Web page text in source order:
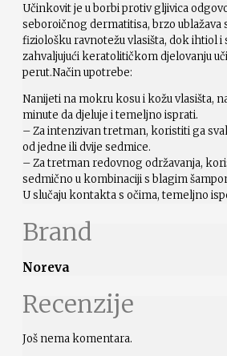
Učinkovit je u borbi protiv gljivica
seboroičnog dermatitisa, brzo ublažava
fiziološku ravnotežu vlasišta, dok ihtiol i
zahvaljujući keratolitičkom djelovanju
perut.Način upotrebe:
Nanijeti na mokru kosu i kožu vlasišta,
minute da djeluje i temeljno isprati.
– Za intenzivan tretman, koristiti ga
od jedne ili dvije sedmice.
– Za tretman redovnog održavanja,
sedmično u kombinaciji s blagim
U slučaju kontakta s očima, temeljno
Brand
Noreva
Recenzije
Još nema komentara.